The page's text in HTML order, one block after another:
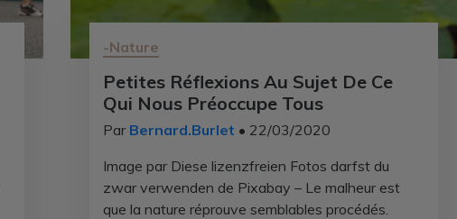
-Nature
Petites Réflexions Au Sujet De Ce
Qui Nous Préoccupe Tous
Par Bernard.Burlet • 22/03/2020
Image par Diese lizenzfreien Fotos darfst du
zwar verwenden de Pixabay – Le malheur est
que la nature réprouve semblables procédés.